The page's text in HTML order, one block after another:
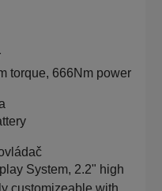
torque, 666Nm power
System, 2.2" high